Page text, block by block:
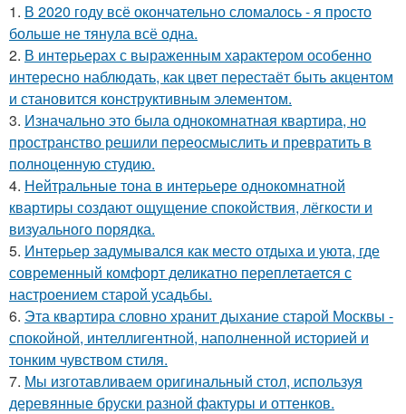
1. В 2020 году всё окончательно сломалось - я просто
больше не тянула всё одна.
2. В интерьерах с выраженным характером особенно
интересно наблюдать, как цвет перестаёт быть акцентом
и становится конструктивным элементом.
3. Изначально это была однокомнатная квартира, но
пространство решили переосмыслить и превратить в
полноценную студию.
4. Нейтральные тона в интерьере однокомнатной
квартиры создают ощущение спокойствия, лёгкости и
визуального порядка.
5. Интерьер задумывался как место отдыха и уюта, где
современный комфорт деликатно переплетается с
настроением старой усадьбы.
6. Эта квартира словно хранит дыхание старой Москвы -
спокойной, интеллигентной, наполненной историей и
тонким чувством стиля.
7. Мы изготавливаем оригинальный стол, используя
деревянные бруски разной фактуры и оттенков.